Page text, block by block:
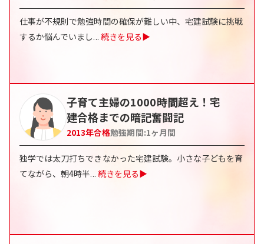
仕事が不規則で勉強時間の確保が難しい中、宅建試験に挑戦
するか悩んでいまし... 続きを見る▶
子育て主婦の1000時間超え！宅
建合格までの暗記奮闘記
2013年合格勉強期間:1ヶ月間
独学では太刀打ちできなかった宅建試験。小さな子どもを育
てながら、朝4時半... 続きを見る▶